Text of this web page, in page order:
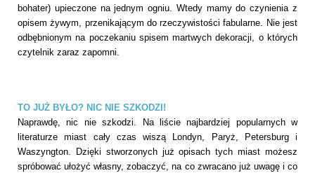
bohater) upieczone na jednym ogniu. Wtedy mamy do czynienia z
opisem żywym, przenikającym do rzeczywistości fabularne. Nie jest
odbębnionym na poczekaniu spisem martwych dekoracji, o których
czytelnik zaraz zapomni.
TO JUŻ BYŁO? NIC NIE SZKODZI!
Naprawdę, nic nie szkodzi. Na liście najbardziej popularnych w
literaturze miast cały czas wiszą Londyn, Paryż, Petersburg i
Waszyngton. Dzięki stworzonych już opisach tych miast możesz
spróbować ułożyć własny, zobaczyć, na co zwracano już uwagę i co